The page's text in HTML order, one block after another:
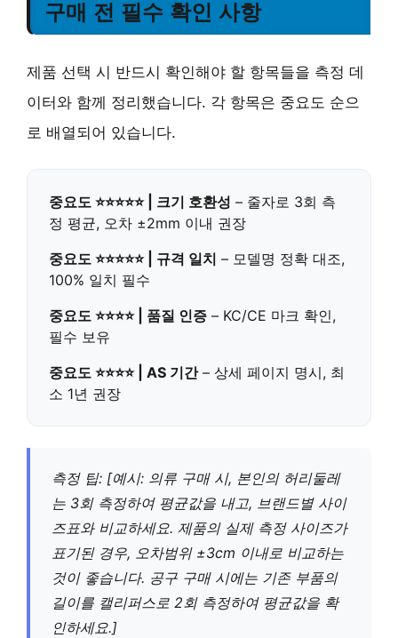
구매 전 필수 확인 사항
제품 선택 시 반드시 확인해야 할 항목들을 측정 데
이터와 함께 정리했습니다. 각 항목은 중요도 순으
로 배열되어 있습니다.
중요도 ⭐⭐⭐⭐⭐ | 크기 호환성 – 줄자로 3회 측
정 평균, 오차 ±2mm 이내 권장
중요도 ⭐⭐⭐⭐⭐ | 규격 일치 – 모델명 정확 대조,
100% 일치 필수
중요도 ⭐⭐⭐⭐ | 품질 인증 – KC/CE 마크 확인,
필수 보유
중요도 ⭐⭐⭐⭐ | AS 기간– 상세 페이지 명시, 최
소 1년 권장
측정 팁: [예시: 의류 구매 시, 본인의 허리둘레
는 3회 측정하여 평균값을 내고, 브랜드별 사이
즈표와 비교하세요. 제품의 실제 측정 사이즈가
표기된 경우, 오차범위 ±3cm 이내로 비교하는
것이 좋습니다. 공구 구매 시에는 기존 부품의
길이를 캘리퍼스로 2회 측정하여 평균값을 확
인하세요.]